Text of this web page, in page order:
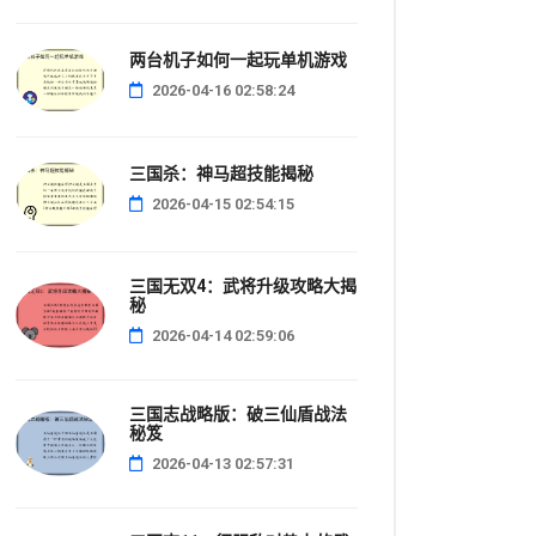
两台机子如何一起玩单机游戏
2026-04-16 02:58:24
三国杀：神马超技能揭秘
2026-04-15 02:54:15
三国无双4：武将升级攻略大揭
秘
2026-04-14 02:59:06
三国志战略版：破三仙盾战法
秘笈
2026-04-13 02:57:31